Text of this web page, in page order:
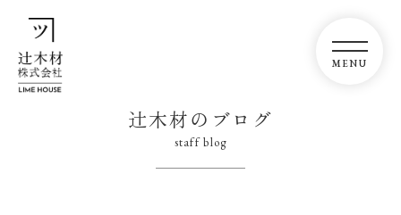
辻木材のブログ
staff blog